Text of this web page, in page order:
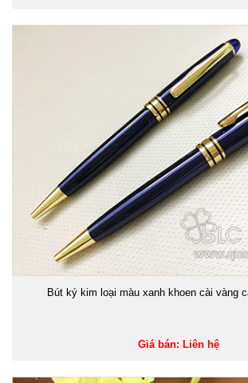
Bút ký kim loại màu xanh khoen cài vàng
Giá bán: Liên hệ